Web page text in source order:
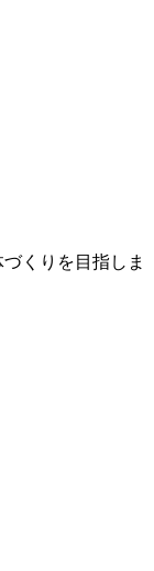
くりを目指しま